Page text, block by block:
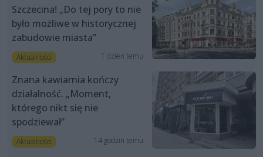
Szczecina! „Do tej pory to nie
było możliwe w historycznej
zabudowie miasta”
Aktualności 1 dzień temu
Znana kawiarnia kończy
działalność. „Moment,
którego nikt się nie
spodziewał”
Aktualności 14 godzin temu